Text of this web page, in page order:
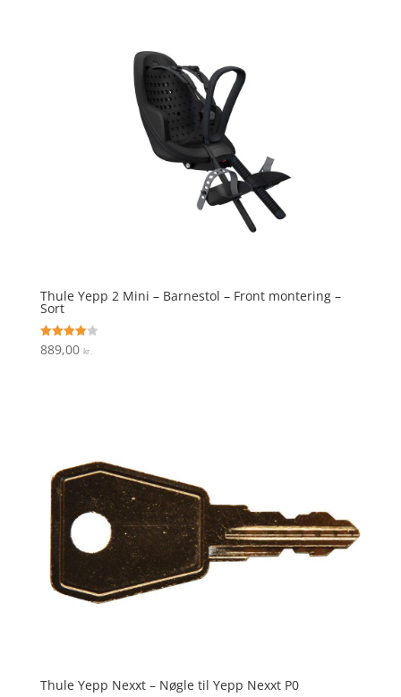
Thule Yepp 2 Mini – Barnestol – Front montering –
Sort
Vurderet
4
889,00 kr.
Thule Yepp Nexxt – Nøgle til Yepp Nexxt P0